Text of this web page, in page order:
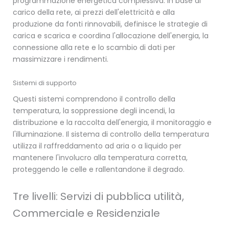
carico della rete, ai prezzi dell'elettricità e alla
produzione da fonti rinnovabili, definisce le strategie di
carica e scarica e coordina l'allocazione dell'energia, la
connessione alla rete e lo scambio di dati per
massimizzare i rendimenti.
Sistemi di supporto
Questi sistemi comprendono il controllo della
temperatura, la soppressione degli incendi, la
distribuzione e la raccolta dell'energia, il monitoraggio e
l'illuminazione. Il sistema di controllo della temperatura
utilizza il raffreddamento ad aria o a liquido per
mantenere l'involucro alla temperatura corretta,
proteggendo le celle e rallentandone il degrado.
Tre livelli: Servizi di pubblica utilità,
Commerciale e Residenziale